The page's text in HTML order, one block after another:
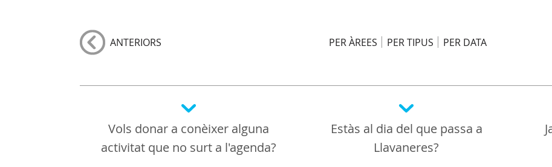
ANTERIORS PER ÀREES PER TIPUS PER DATA
Vols donar a conèixer alguna
activitat que no surt a l'agenda?
Estàs al dia del que passa a
Llavaneres?